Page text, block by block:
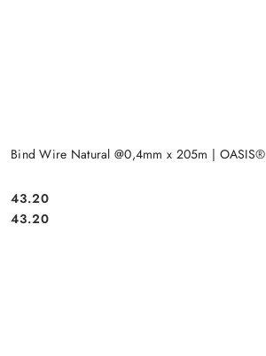
Bind Wire Natural @0,4mm x 205m | OASIS®
Cena:
43.20
Cena:
43.20